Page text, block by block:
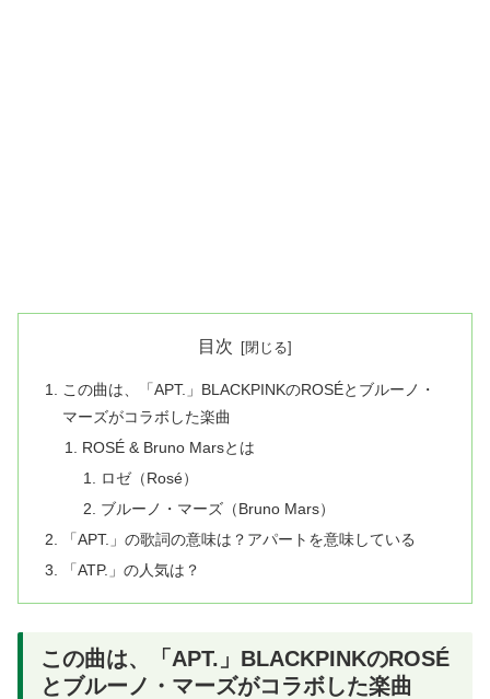
目次
この曲は、「APT.」BLACKPINKのROSÉとブルーノ・
マーズがコラボした楽曲
ROSÉ & Bruno Marsとは
ロゼ（Rosé）
ブルーノ・マーズ（Bruno Mars）
「APT.」の歌詞の意味は？アパートを意味している
「ATP.」の人気は？
この曲は、「APT.」BLACKPINKのROSÉ
とブルーノ・マーズがコラボした楽曲